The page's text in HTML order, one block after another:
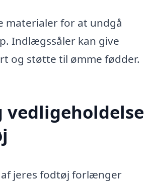
materialer for at undgå
Indlægssåler kan give
og støtte til ømme fødder.
vedligeholdelse
jeres fodtøj forlænger